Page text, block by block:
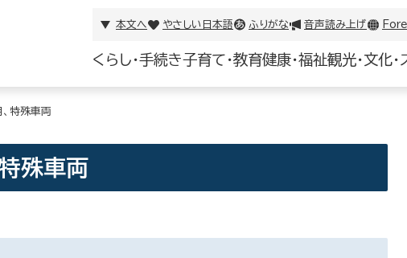
本文へ やさしい日本語 ふりがな 音声読み上げ
くらし・手続き子育て・教育健康・福祉観光・文化
特殊車両
殊車両